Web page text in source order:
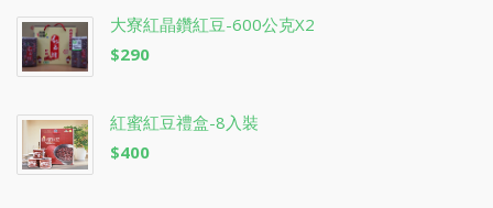
大寮紅晶鑽紅豆-600公克x2
$290
紅蜜紅豆禮盒-8入裝
$400